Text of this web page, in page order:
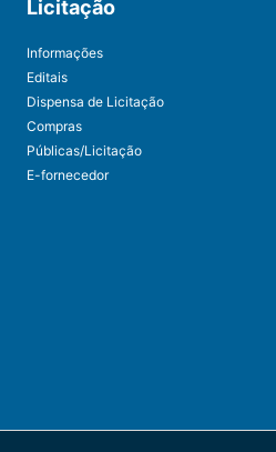
Licitação
Informações
Editais
Dispensa de Licitação
Compras
Públicas/Licitação
E-fornecedor